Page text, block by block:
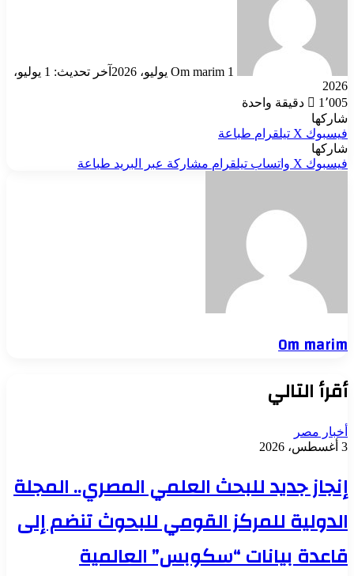
Om marim 1 يوليو، 2026
آخر تحديث: 1 يوليو،
2026
1٬005
دقيقة واحدة
شاركها
فيسبوك ‫X تيلقرام طباعة
شاركها
فيسبوك ‫X واتساب تيلقرام مشاركة عبر البريد طباعة
Om marim
أقرأ التالي
أخبار مصر
3 أغسطس، 2026
إنجاز جديد للبحث العلمي المصري.. المجلة
الدولية للمركز القومي للبحوث تنضم إلى
قاعدة بيانات “سكوبس” العالمية